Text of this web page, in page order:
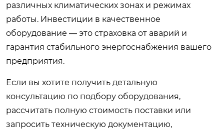
различных климатических зонах и режимах
работы. Инвестиции в качественное
оборудование — это страховка от аварий и
гарантия стабильного энергоснабжения вашего
предприятия.
Если вы хотите получить детальную
консультацию по подбору оборудования,
рассчитать полную стоимость поставки или
запросить техническую документацию,